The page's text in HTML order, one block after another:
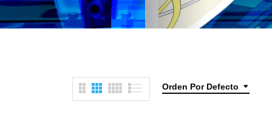
Orden Por Defecto